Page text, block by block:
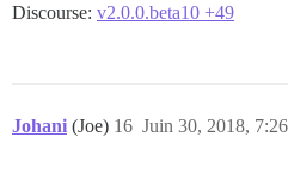
Discourse: v2.0.0.beta10 +49
Johani (Joe) Juin 30, 2018, 7:26
16